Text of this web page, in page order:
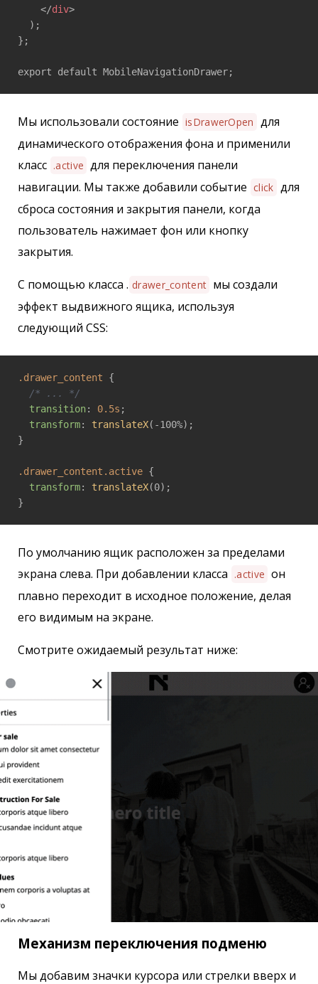
</div>
  );
};
export default MobileNavigationDrawer;
Мы использовали состояние isDrawerOpen для
динамического отображения фона и применили
класс .active для переключения панели
навигации. Мы также добавили событие click для
сброса состояния и закрытия панели, когда
пользователь нажимает фон или кнопку
закрытия.
С помощью класса . drawer_content мы создали
эффект выдвижного ящика, используя
следующий CSS:
.drawer_content {
/* ... */
transition: 0.5s ;
transform: translateX(-100%);
}
.drawer_content .active {
transform: translateX(0);
}
По умолчанию ящик расположен за пределами
экрана слева. При добавлении класса .active он
плавно переходит в исходное положение, делая
его видимым на экране.
Смотрите ожидаемый результат ниже:
Механизм переключения подменю
Мы добавим значки курсора или стрелки вверх и